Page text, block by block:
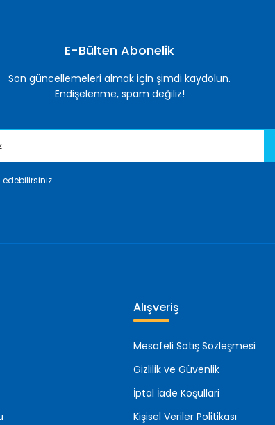
E-Bülten Abonelik
Son güncellemeleri almak için şimdi kaydolun.
Endişelenme, spam değiliz!
Alışveriş
Mesafeli Satış Sözleşmesi
Gizlilik ve Güvenlik
İptal İade Koşullari
Kişisel Veriler Politikası